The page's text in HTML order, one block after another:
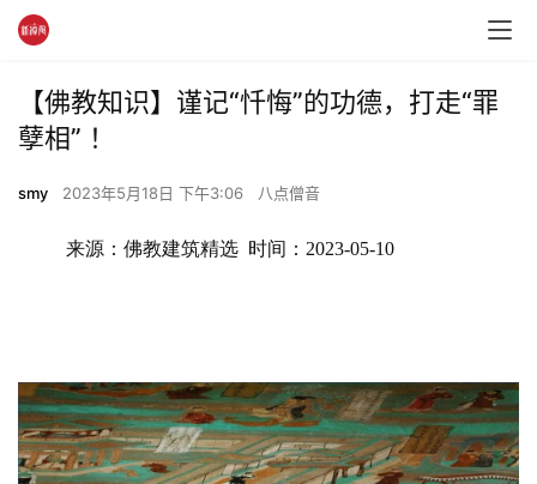
【佛教知识】谨记“忏悔”的功德，打走“罪
孽相” ！
smy 2023年5月18日 下午3:06 八点僧音
来源：佛教建筑精选  时间：2023-05-10